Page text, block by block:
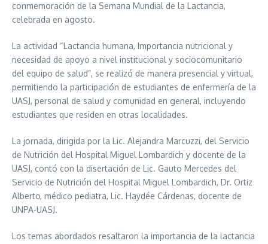
conmemoración de la Semana Mundial de la Lactancia,
celebrada en agosto.
La actividad “Lactancia humana, Importancia nutricional y
necesidad de apoyo a nivel institucional y sociocomunitario
del equipo de salud”, se realizó de manera presencial y virtual,
permitiendo la participación de estudiantes de enfermería de la
UASJ, personal de salud y comunidad en general, incluyendo
estudiantes que residen en otras localidades.
La jornada, dirigida por la Lic. Alejandra Marcuzzi, del Servicio
de Nutrición del Hospital Miguel Lombardich y docente de la
UASJ, contó con la disertación de Lic. Gauto Mercedes del
Servicio de Nutrición del Hospital Miguel Lombardich, Dr. Ortiz
Alberto, médico pediatra, Lic. Haydée Cárdenas, docente de
UNPA-UASJ.
Los temas abordados resaltaron la importancia de la lactancia